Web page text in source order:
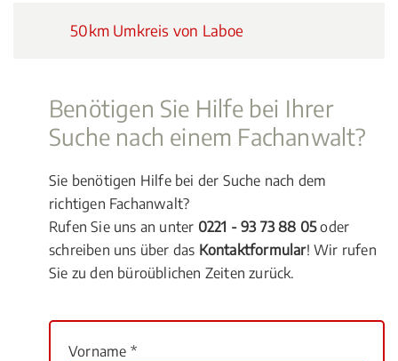
50km Umkreis von Laboe
Benötigen Sie Hilfe bei Ihrer
Suche nach einem Fachanwalt?
Sie benötigen Hilfe bei der Suche nach dem
richtigen Fachanwalt?
Rufen Sie uns an unter 0221 - 93 73 88 05oder
schreiben uns über das Kontaktformular! Wir rufen
Sie zu den büroüblichen Zeiten zurück.
Vorname *